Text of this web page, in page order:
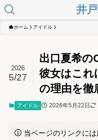
井
ホーム アイドル
出口夏希の
彼女はこれ
の理由を徹
2026
5/27
アイドル 2026年5月22日
当ページのリンクには